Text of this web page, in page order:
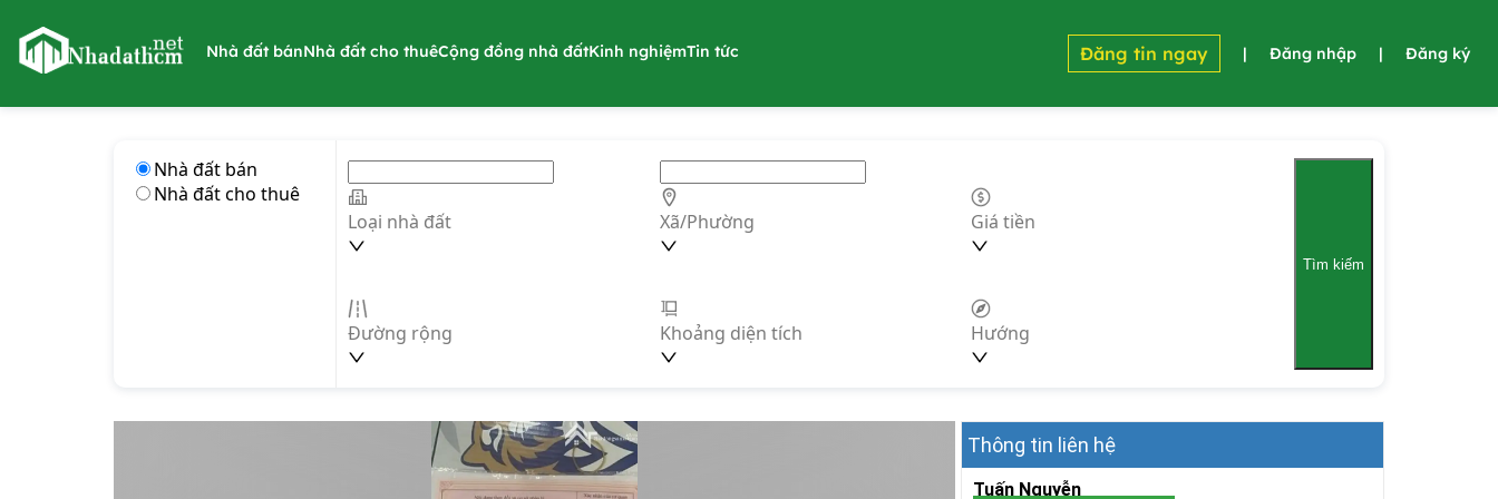
nhadathcm.net
Nhà đất bánNhà đất cho thuêCộng đồng nhà đấtKinh nghiệmTin tức Đăng tin ngay | Đăng nhập | Đăng ký
Nhà đất bán
Nhà đất cho thuê
Loại nhà đất
Xã/Phường Giá tiền
Đường rộng Khoảng diện tích Hướng
Tìm kiếm
Thông tin liên hệ
Tuấn Nguyễn